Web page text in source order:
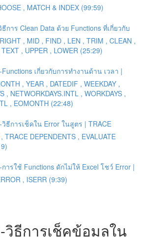
, MATCH & INDEX (99:59)
การ Clean Data ด้วย Functions ที่เกี่ยวกับ
, MID , FIND , LEN , TRIM , CLEAN ,
, UPPER , LOWER (25:29)
เกี่ยวกับการทำงานด้าน เวลา |
, YEAR , DATEDIF , WEEKDAY ,
, NETWORKDAYS.INTL , WORKDAYS ,
, EOMONTH (22:48)
วิธีการเช็คใน Error ในสูตร | TRACE
TRACE DEPENDENTS , EVALUATE
ารใช้ Functions ดักไม่ให้ Excel โชว์ Error |
, ISERR (9:39)
วิธีการเช็คข้อมูลใน